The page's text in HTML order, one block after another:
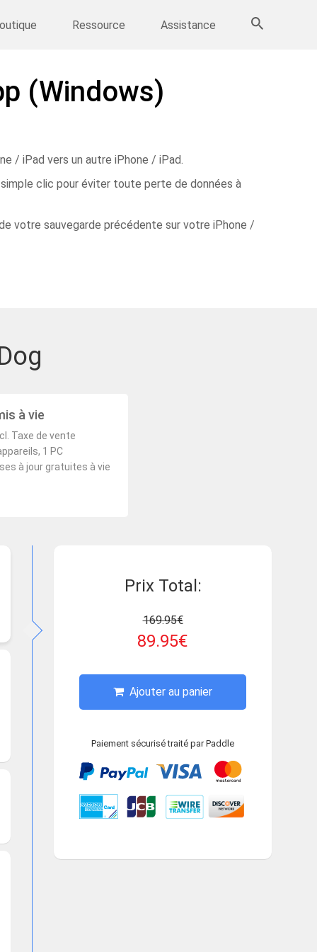
Ressource Assistance
Sauvegarde IPhone>>Plus de produits
(Windows)
/ iPad vers un autre iPhone / iPad.
clic pour éviter toute perte de données à
votre sauvegarde précédente sur votre iPhone /
à vie
Taxe de vente
1 PC
à jour gratuites à vie
Prix ​​Total:
169.95€
89.95€
Ajouter au panier
Paiement sécurisé traité par Paddle